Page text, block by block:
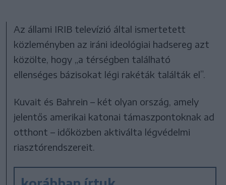
Az állami IRIB televízió által ismertetett
közleményben az iráni ideológiai hadsereg azt
közölte, hogy „a térségben található
ellenséges bázisokat légi rakéták találták el”.
Kuvait és Bahrein – két olyan ország, amely
jelentős amerikai katonai támaszpontoknak ad
otthont – időközben aktiválta légvédelmi
riasztórendszereit.